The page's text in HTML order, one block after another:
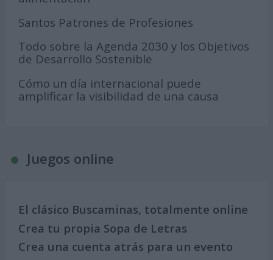
Santos Patrones de Profesiones
Todo sobre la Agenda 2030 y los Objetivos
de Desarrollo Sostenible
Cómo un día internacional puede
amplificar la visibilidad de una causa
Juegos online
El clásico Buscaminas, totalmente online
Crea tu propia Sopa de Letras
Crea una cuenta atrás para un evento